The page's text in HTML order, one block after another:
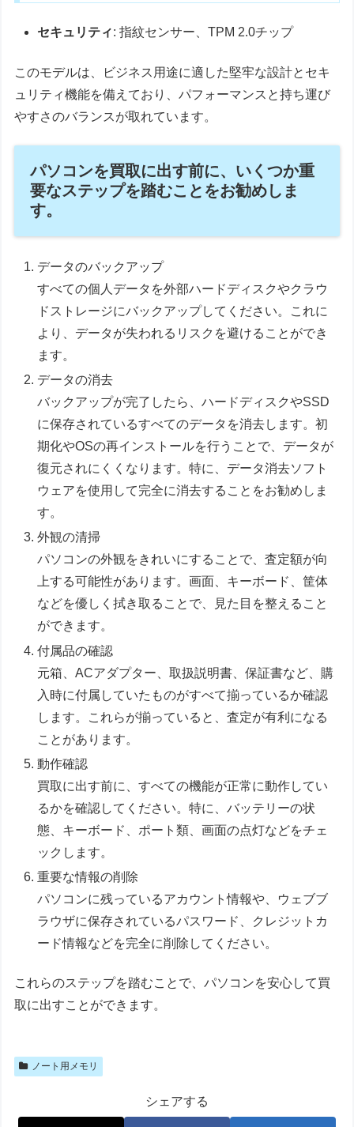
セキュリティ: 指紋センサー、TPM 2.0チップ
このモデルは、ビジネス用途に適した堅牢な設計とセキ
ュリティ機能を備えており、パフォーマンスと持ち運び
やすさのバランスが取れています。
パソコンを買取に出す前に、いくつか重
要なステップを踏むことをお勧めしま
す。
データのバックアップ
すべての個人データを外部ハードディスクやクラウ
ドストレージにバックアップしてください。これに
より、データが失われるリスクを避けることができ
ます。
データの消去
バックアップが完了したら、ハードディスクやSSD
に保存されているすべてのデータを消去します。初
期化やOSの再インストールを行うことで、データが
復元されにくくなります。特に、データ消去ソフト
ウェアを使用して完全に消去することをお勧めしま
す。
外観の清掃
パソコンの外観をきれいにすることで、査定額が向
上する可能性があります。画面、キーボード、筐体
などを優しく拭き取ることで、見た目を整えること
ができます。
付属品の確認
元箱、ACアダプター、取扱説明書、保証書など、購
入時に付属していたものがすべて揃っているか確認
します。これらが揃っていると、査定が有利になる
ことがあります。
動作確認
買取に出す前に、すべての機能が正常に動作してい
るかを確認してください。特に、バッテリーの状
態、キーボード、ポート類、画面の点灯などをチェ
ックします。
重要な情報の削除
パソコンに残っているアカウント情報や、ウェブブ
ラウザに保存されているパスワード、クレジットカ
ード情報などを完全に削除してください。
これらのステップを踏むことで、パソコンを安心して買
取に出すことができます。
ノート用メモリ
シェアする